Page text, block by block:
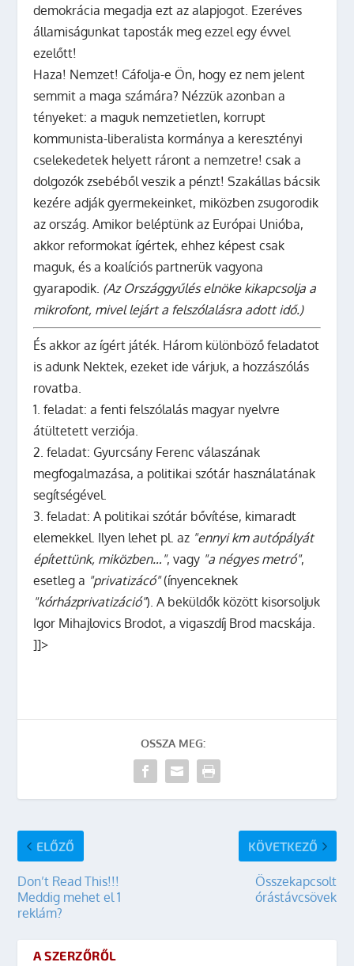
demokrácia megadja ezt az alapjogot. Ezeréves
államiságunkat taposták meg ezzel egy évvel
ezelőtt!
Haza! Nemzet! Cáfolja-e Ön, hogy ez nem jelent
semmit a maga számára? Nézzük azonban a
tényeket: a maguk nemzetietlen, korrupt
kommunista-liberalista kormánya a keresztényi
cselekedetek helyett ráront a nemzetre! csak a
dolgozók zsebéből veszik a pénzt! Szakállas bácsik
kezére adják gyermekeinket, miközben zsugorodik
az ország. Amikor beléptünk az Európai Unióba,
akkor reformokat ígértek, ehhez képest csak
maguk, és a koalíciós partnerük vagyona
gyarapodik. (Az Országgyűlés elnöke kikapcsolja a
mikrofont, mivel lejárt a felszólalásra adott idő.)
És akkor az ígért játék. Három különböző feladatot
is adunk Nektek, ezeket ide várjuk, a hozzászólás
rovatba.
1. feladat: a fenti felszólalás magyar nyelvre
átültetett verziója.
2. feladat: Gyurcsány Ferenc válaszának
megfogalmazása, a politikai szótár használatának
segítségével.
3. feladat: A politikai szótár bővítése, kimaradt
elemekkel. Ilyen lehet pl. az "ennyi km autópályát
építettünk, miközben…", vagy "a négyes metró",
esetleg a "privatizácó"(ínyenceknek
"kórházprivatizáció"). A beküldők között kisorsoljuk
Igor Mihajlovics Brodot, a vigaszdíj Brod macskája.
]]>
OSSZA MEG:
ELŐZŐ
Don’t Read This!!!
Meddig mehet el 1
reklám?
KÖVETKEZŐ
Összekapcsolt
órástávcsövek
A SZERZŐRŐL